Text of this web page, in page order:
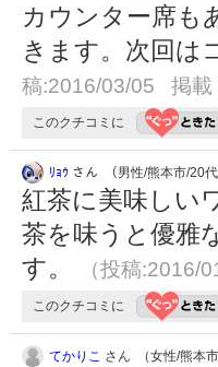
カウンター席も
きます。次回は
稿:2016/03/05 掲載
このクチコミに
ﾘｮｳ さん （男性/熊本市/20代/
紅茶に美味しい
茶を味うと優雅
す。
（投稿:2016/
このクチコミに
てかりこ さん （女性/熊本市